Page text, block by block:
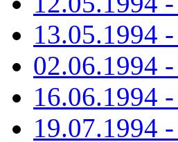
13.05.1994
02.06.1994
16.06.1994
19.07.1994